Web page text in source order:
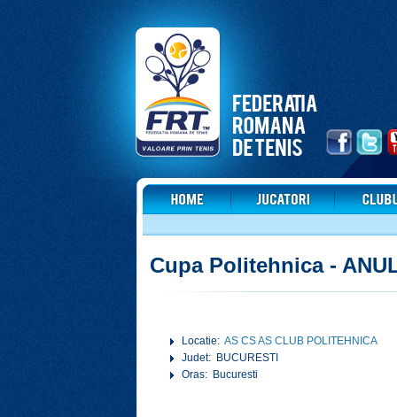
Cupa Politehnica -
Locatie:AS CS AS CLUB POLITEHNICA
Judet: BUCURESTI
Oras: Bucuresti